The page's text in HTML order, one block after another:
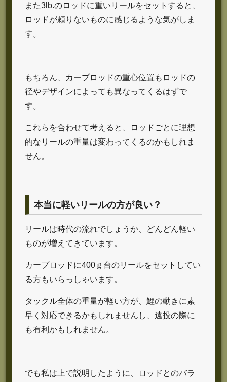
また3lb.のロッドに重いリールをセットすると、
ロッドが頼りないものに感じるような気がしま
す。
もちろん、カープロッドの重心位置もロッドの
径やデザインによっても異なってくるはずで
す。
これらを合わせて考えると、ロッドごとに理想
的なリールの重量は変わってくるのかもしれま
せん。
本当に軽いリールの方が良い？
リールは時代の流れでしょうか、どんどん軽い
ものが増えてきています。
カープロッドに400ｇ台のリールをセットしてい
る方もいらっしゃいます。
タックル全体の重量が軽い方が、鯉の動きに素
早く対応できるかもしれませんし、遠投の際に
も有利かもしれません。
でも私は上で説明したように、ロッドとのバラ